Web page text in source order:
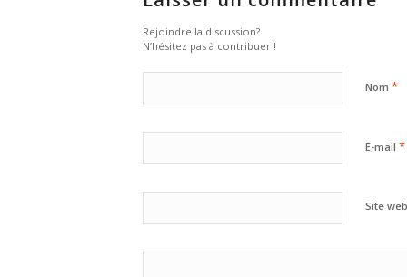
Rejoindre la discussion?
N’hésitez pas à contribuer !
Nom *
E-mail *
Site web